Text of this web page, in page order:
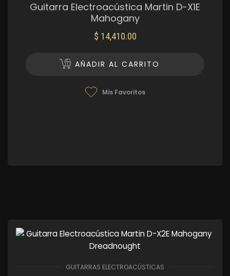
Guitarra Electroacústica Martin D-X1E
Mahogany
$ 14,410.00
AÑADIR AL CARRITO
Mis Favoritos
GUITARRAS ELECTROACÚSTICAS